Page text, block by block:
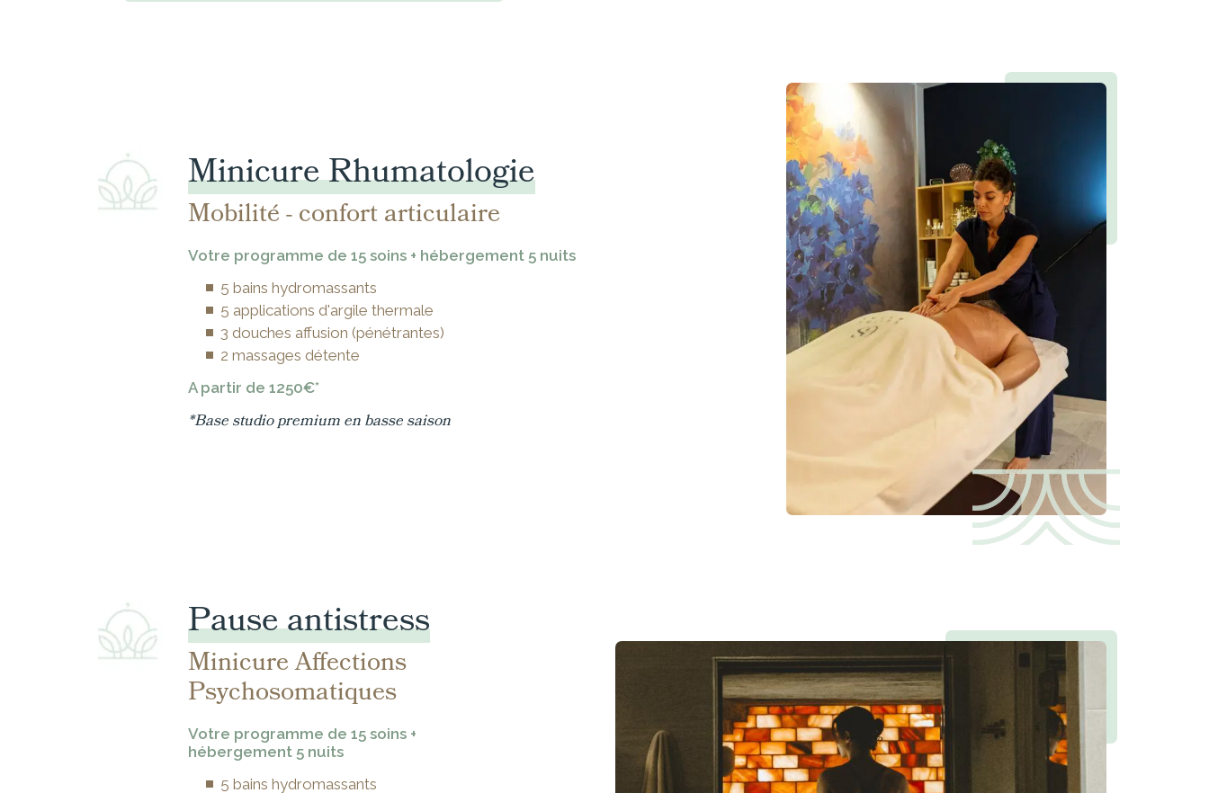
Minicure Rhumatologie
Mobilité - confort articulaire
Votre programme de 15 soins + hébergement 5 nuits
5 bains hydromassants
5 applications d'argile thermale
3 douches affusion (pénétrantes)
2 massages détente
A partir de 1250€*
*Base studio premium en basse saison
Pause antistress
Minicure Affections
Psychosomatiques
Votre programme de 15 soins +
hébergement 5 nuits
5 bains hydromassants